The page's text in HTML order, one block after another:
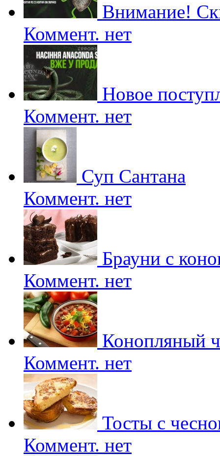
Внимание!
Коммент. нет
Новое
Коммент. нет
Суп Сантана
Коммент. нет
Брауни с
Коммент. нет
Конопляный
Коммент. нет
Тосты с
Коммент. нет